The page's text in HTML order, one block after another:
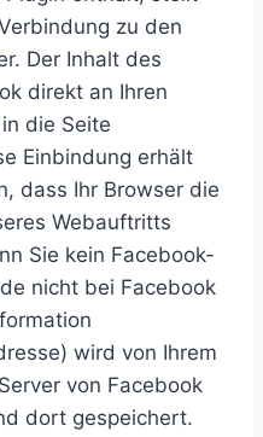
zu den
Der Inhalt des
direkt an Ihren
die Seite
Einbindung erhält
dass Ihr Browser die
Webauftritts
Sie kein Facebook-
nicht bei Facebook
wird von Ihrem
von Facebook
dort gespeichert.